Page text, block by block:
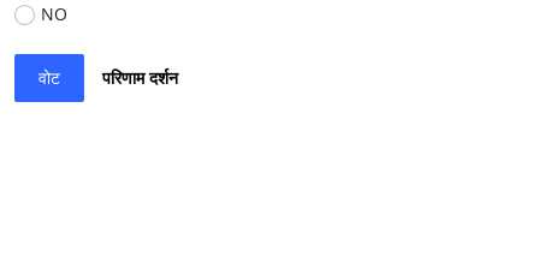
NO
वोट परिणाम दर्शन